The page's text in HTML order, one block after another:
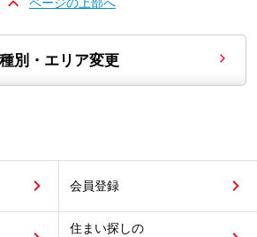
種別・エリア変更
会員登録
住まい探しの